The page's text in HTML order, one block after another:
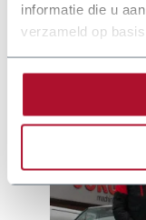
informatie die u
verzameld op
schechtl-zetbank-